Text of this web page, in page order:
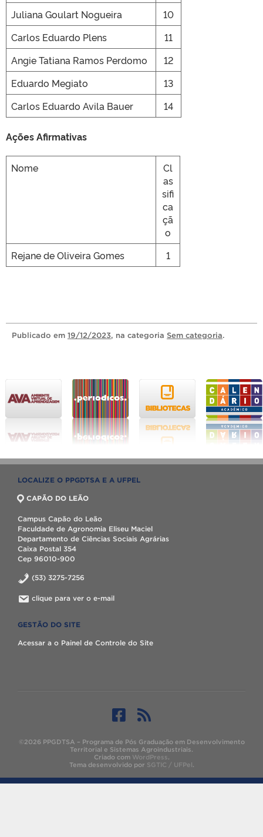
Juliana Goulart Nogueira
10
Carlos Eduardo Plens
11
Angie Tatiana Ramos Perdomo
12
Eduardo Megiato
13
Carlos Eduardo Avila Bauer
14
Ações Afirmativas
Nome
Cl
as
sifi
ca
çã
o
Rejane de Oliveira Gomes
1
Publicado em 19/12/2023, na categoria Sem categoria.
LOCALIZE O PPGDTSA E A UFPEL
CAPÃO DO LEÃO
Campus Capão do Leão
Faculdade de Agronomia Eliseu Maciel
Departamento de Ciências Sociais Agrárias
Caixa Postal 354
Cep 96010-900
(53) 3275-7256
clique para ver o e-mail
GESTÃO DO SITE
Acessar a o Painel de Controle do Site
©2026 PPGDTSA – Programa de Pós Graduação em Desenvolvimento
Territorial e Sistemas Agroindustriais.
Criado com WordPress.
Tema desenvolvido por SGTIC / UFPel.